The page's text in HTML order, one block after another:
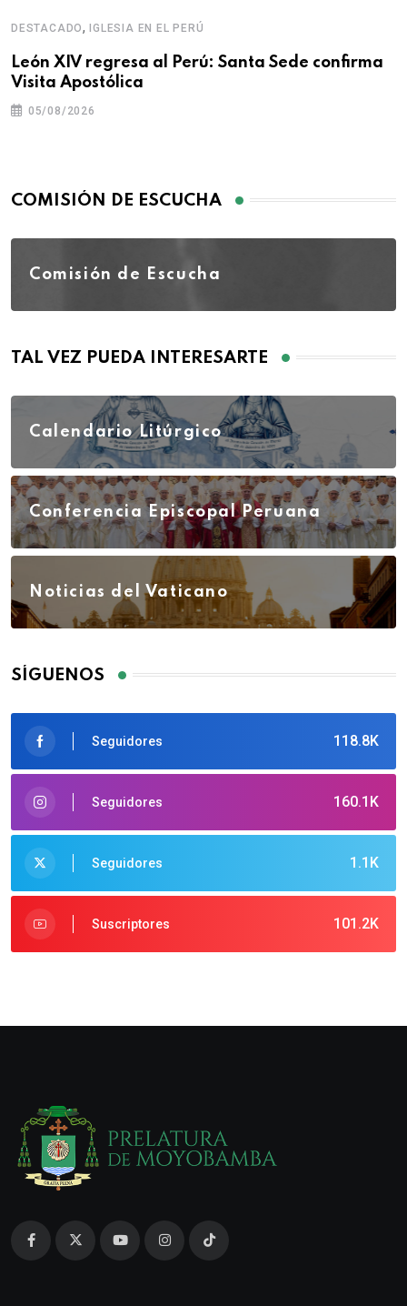
DESTACADO,IGLESIA EN EL PERÚ
León XIV regresa al Perú: Santa Sede confirma
Visita Apostólica
05/08/2026
COMISIÓN DE ESCUCHA
Comisión de Escucha
TAL VEZ PUEDA INTERESARTE
Calendario Litúrgico
Conferencia Episcopal Peruana
Noticias del Vaticano
SÍGUENOS
118.8K
Seguidores
160.1K
Seguidores
1.1K
Seguidores
101.2K
Suscriptores